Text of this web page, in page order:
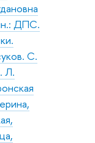
ДПС.
С.
Л.